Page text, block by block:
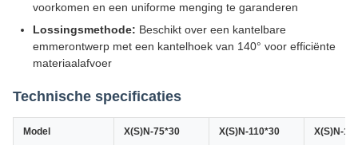
voorkomen en een uniforme menging te garanderen
Lossingsmethode: Beschikt over een kantelbare
emmerontwerp met een kantelhoek van 140° voor efficiënte
materiaalafvoer
Technische specificaties
Model X(S)N-75*30 X(S)N-110*30 X(S)N-